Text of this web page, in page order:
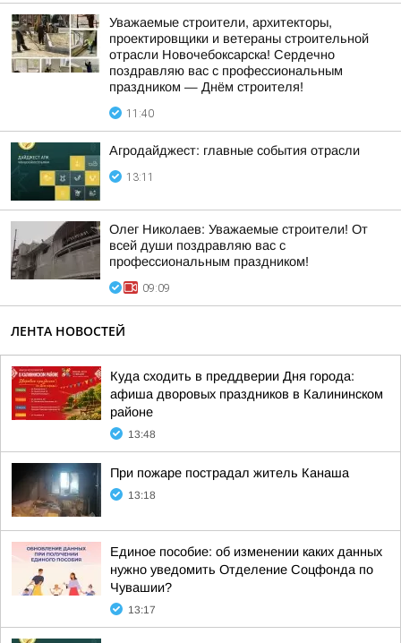
Уважаемые строители, архитекторы,
проектировщики и ветераны строительной
отрасли Новочебоксарска! Сердечно
поздравляю вас с профессиональным
праздником — Днём строителя!
11:40
Агродайджест: главные события отрасли
13:11
Олег Николаев: Уважаемые строители! От
всей души поздравляю вас с
профессиональным праздником!
09:09
ЛЕНТА НОВОСТЕЙ
Куда сходить в преддверии Дня города:
афиша дворовых праздников в Калининском
районе
13:48
При пожаре пострадал житель Канаша
13:18
Единое пособие: об изменении каких данных
нужно уведомить Отделение Соцфонда по
Чувашии?
13:17